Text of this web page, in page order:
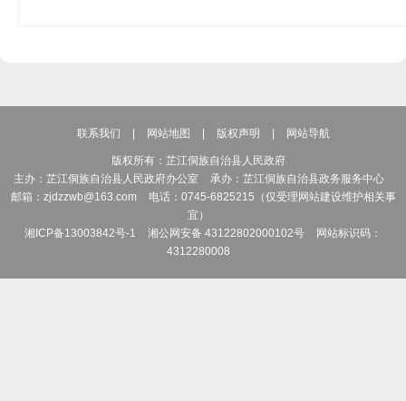
发建设区域、规划、项
污染源监测。
联系我们 网站地图 版权声明 网站导航
版权所有：芷江侗族自治县人民政府
主办：芷江侗族自治县人民政府办公室
承办：芷江侗族自治县政务服务中心
邮箱：zjdzzwb@163.com
电话：0745-6825215（仅受理网站建设维护相关事
宜）
湘ICP备13003842号-1
湘公网安备 43122802000102号
网站标识码：
4312280008